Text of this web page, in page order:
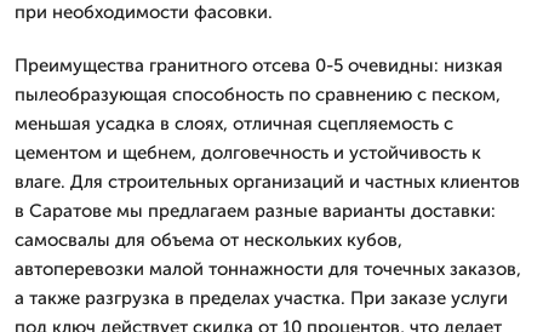
при необходимости фасовки.
Преимущества гранитного отсева 0-5 очевидны: низкая
пылеобразующая способность по сравнению с песком,
меньшая усадка в слоях, отличная сцепляемость с
цементом и щебнем, долговечность и устойчивость к
влаге. Для строительных организаций и частных клиентов
в Саратове мы предлагаем разные варианты доставки:
самосвалы для объема от нескольких кубов,
автоперевозки малой тоннажности для точечных заказов,
а также разгрузка в пределах участка. При заказе услуги
под ключ действует скидка от 10 процентов, что делает